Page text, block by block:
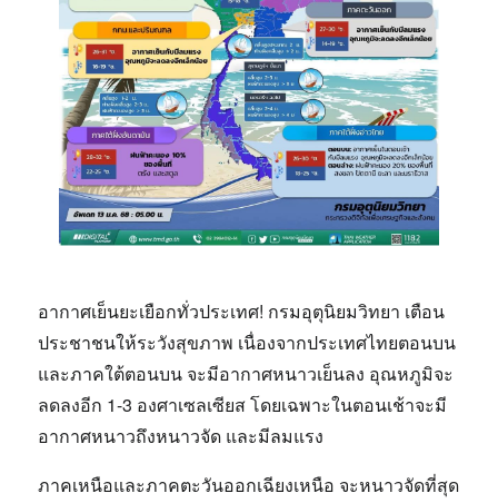
อากาศเย็นยะเยือกทั่วประเทศ! กรมอุตุนิยมวิทยา เตือน
ประชาชนให้ระวังสุขภาพ เนื่องจากประเทศไทยตอนบน
และภาคใต้ตอนบน จะมีอากาศหนาวเย็นลง อุณหภูมิจะ
ลดลงอีก 1-3 องศาเซลเซียส โดยเฉพาะในตอนเช้าจะมี
อากาศหนาวถึงหนาวจัด และมีลมแรง
ภาคเหนือและภาคตะวันออกเฉียงเหนือ จะหนาวจัดที่สุด